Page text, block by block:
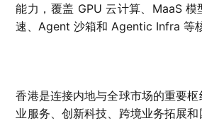
能力，覆盖 GPU 云计算、MaaS 模
速、Agent 沙箱和 Agentic Infra 等
香港是连接内地与全球市场的重要
业服务、创新科技、跨境业务拓展